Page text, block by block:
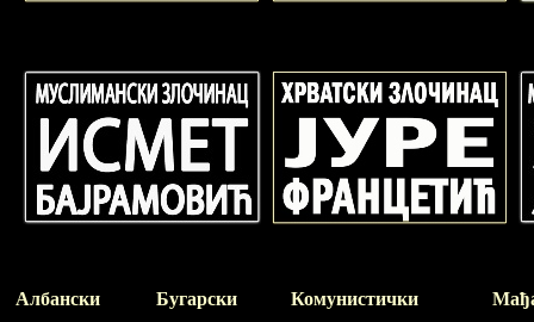
Албански Бугарски Комунистички